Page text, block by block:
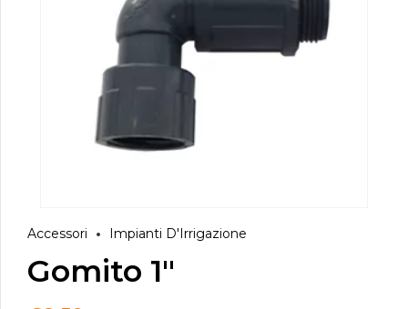
Accessori Impianti D'Irrigazione
Gomito 1″